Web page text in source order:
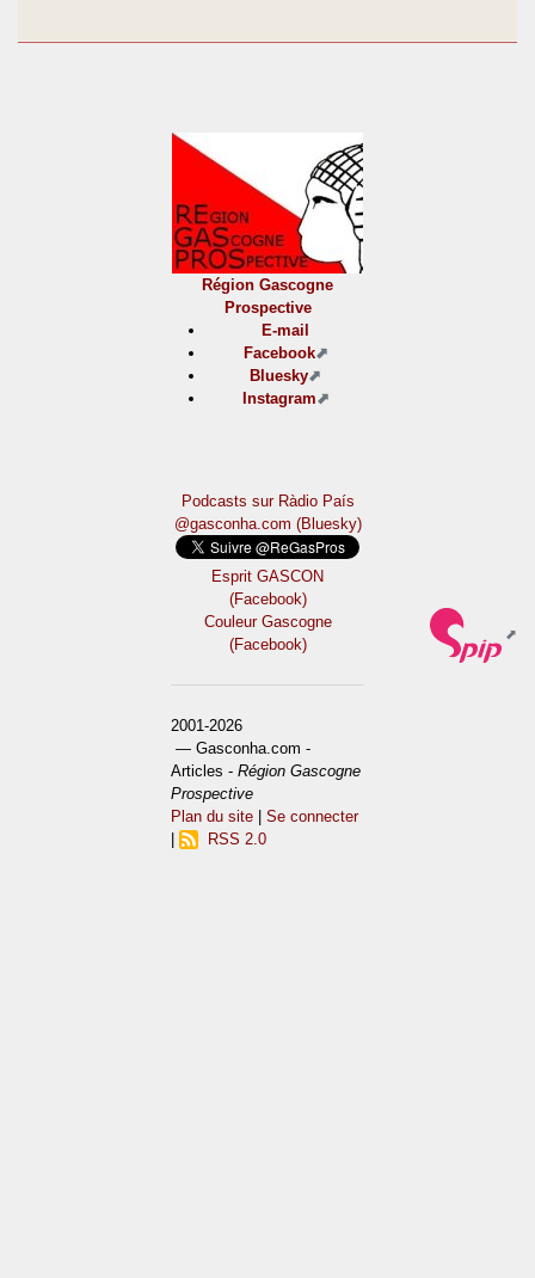
Région Gascogne
Prospective
E-mail
Facebook
Bluesky
Instagram
Podcasts sur Ràdio País
@gasconha.com (Bluesky)
Esprit GASCON
(Facebook)
Couleur Gascogne
(Facebook)
2001-2026
— Gasconha.com -
Articles -Région Gascogne
Prospective
Plan du site |Se connecter
RSS 2.0